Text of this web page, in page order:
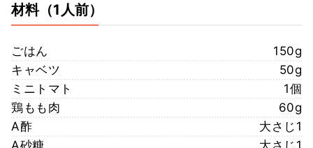
材料（1人前）
ごはん
150g
キャベツ
50g
ミニトマト
1個
鶏もも肉
60g
A酢
大さじ1
A砂糖
大さじ1